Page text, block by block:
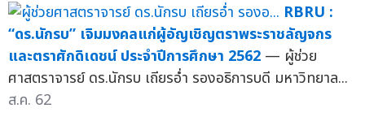
RBRU :
“ดร.นักรบ” เจิมมงคลแก่ผู้อัญเชิญตราพระราชลัญจกร
และตราศักดิเดชน์ ประจำปีการศึกษา 2562 — ผู้ช่วย
ศาสตราจารย์ ดร.นักรบ เถียรอ่ำ รองอธิการบดี มหาวิทยาล...
ส.ค. 62